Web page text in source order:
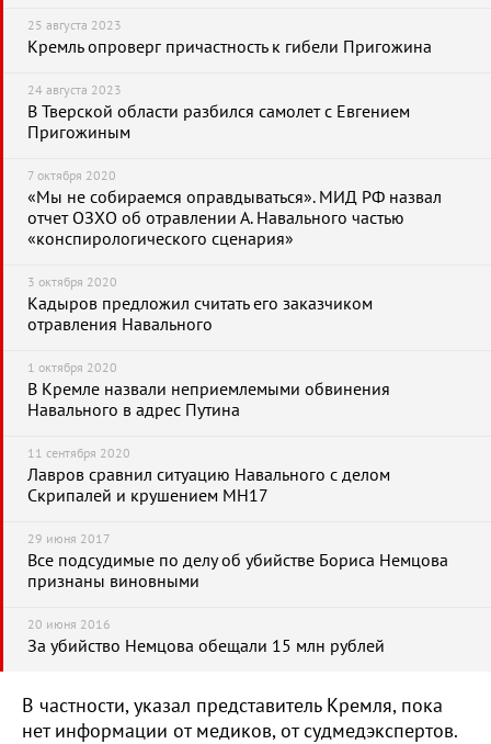
25 августа 2023
Кремль опроверг причастность к гибели Пригожина
24 августа 2023
В Тверской области разбился самолет с Евгением
Пригожиным
7 октября 2020
«Мы не собираемся оправдываться». МИД РФ назвал
отчет ОЗХО об отравлении А. Навального частью
«конспирологического сценария»
3 октября 2020
Кадыров предложил считать его заказчиком
отравления Навального
1 октября 2020
В Кремле назвали неприемлемыми обвинения
Навального в адрес Путина
11 сентября 2020
Лавров сравнил ситуацию Навального с делом
Скрипалей и крушением MH17
29 июня 2017
Все подсудимые по делу об убийстве Бориса Немцова
признаны виновными
20 июня 2016
За убийство Немцова обещали 15 млн рублей
В частности, указал представитель Кремля, пока
нет информации от медиков, от судмедэкспертов.